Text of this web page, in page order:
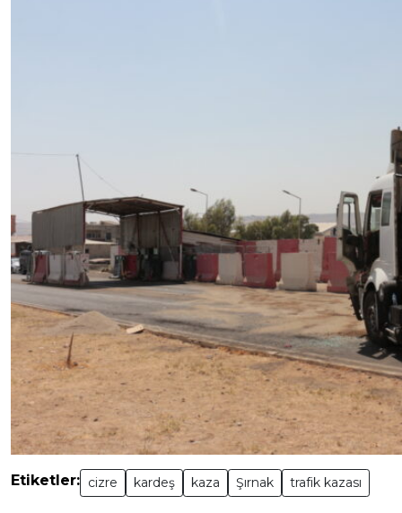
Etiketler: cizre kardeş kaza Şırnak trafik kazası